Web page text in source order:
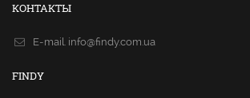
КОНТАКТЫ
E-mail. info@findy.com.ua
FINDY